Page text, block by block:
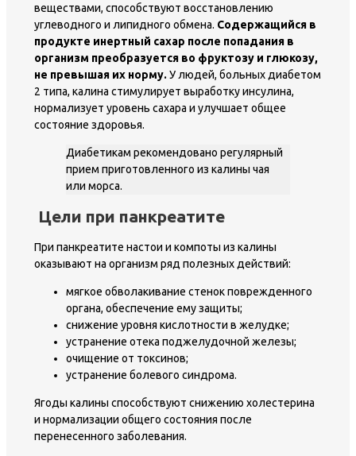
веществами, способствуют восстановлению
углеводного и липидного обмена. Содержащийся в
продукте инертный сахар после попадания в
организм преобразуется во фруктозу и глюкозу,
не превышая их норму. У людей, больных диабетом
2 типа, калина стимулирует выработку инсулина,
нормализует уровень сахара и улучшает общее
состояние здоровья.
Диабетикам рекомендовано регулярный
прием приготовленного из калины чая
или морса.
Цели при панкреатите
При панкреатите настои и компоты из калины
оказывают на организм ряд полезных действий:
мягкое обволакивание стенок поврежденного
органа, обеспечение ему защиты;
снижение уровня кислотности в желудке;
устранение отека поджелудочной железы;
очищение от токсинов;
устранение болевого синдрома.
Ягоды калины способствуют снижению холестерина
и нормализации общего состояния после
перенесенного заболевания.